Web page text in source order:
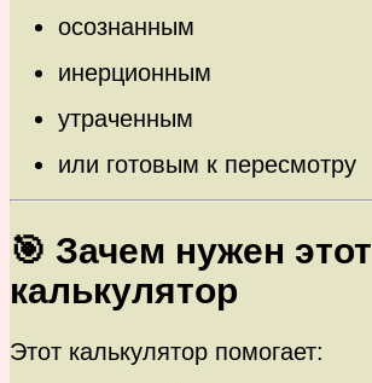
осознанным
инерционным
утраченным
или готовым к пересмотру
🎯 Зачем нужен этот
калькулятор
Этот калькулятор помогает: